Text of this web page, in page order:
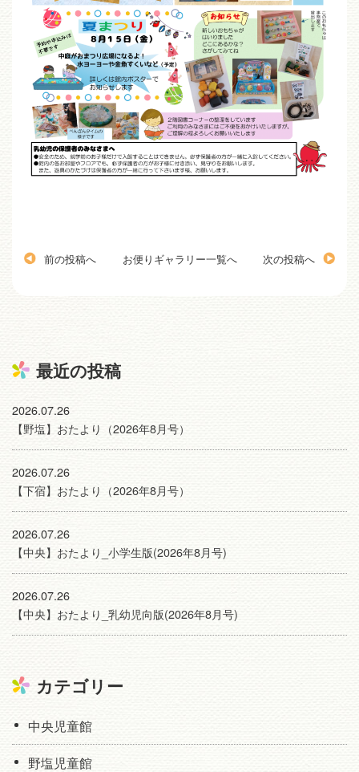
前の投稿へ お便りギャラリー一覧へ 次の投稿へ
最近の投稿
2026.07.26
【野塩】おたより（2026年8月号）
2026.07.26
【下宿】おたより（2026年8月号）
2026.07.26
【中央】おたより_小学生版(2026年8月号)
2026.07.26
【中央】おたより_乳幼児向版(2026年8月号)
カテゴリー
中央児童館
野塩児童館